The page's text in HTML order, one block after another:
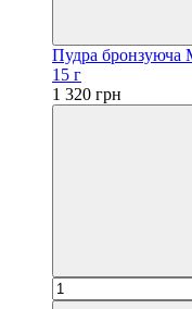
Пудра бронзуюча
15 г
1 320 грн